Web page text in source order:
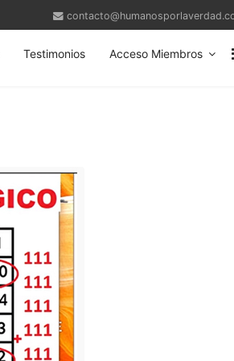
Testimonios Acceso Miembros